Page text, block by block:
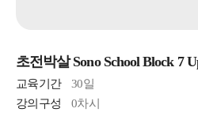
초전박살 Sono School Block 7
교육기간
30일
강의구성
0차시